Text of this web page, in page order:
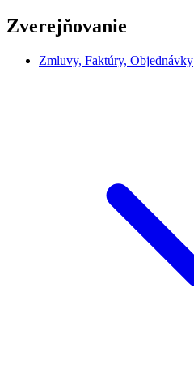
Zverejňovanie
Zmluvy, Faktúry, Objednávky